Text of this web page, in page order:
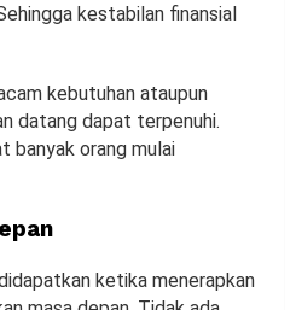
kestabilan finansial
kebutuhan ataupun
datang dapat terpenuhi.
banyak orang mulai
ketika menerapkan